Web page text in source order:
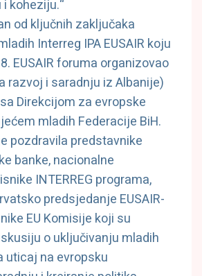
koheziju.“
od ključnih zaključaka
Interreg IPA EUSAIR koju
EUSAIR foruma organizovao
razvoj i saradnju iz Albanije)
Direkcijom za evropske
mladih Federacije BiH.
pozdravila predstavnike
banke, nacionalne
INTERREG programa,
predsjedanje EUSAIR-
EU Komisije koji su
o uključivanju mladih
uticaj na evropsku